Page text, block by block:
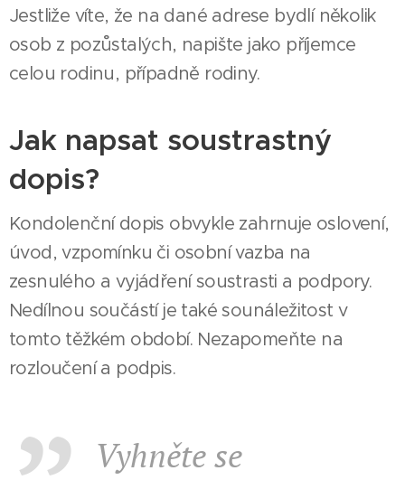
Jestliže víte, že na dané adrese bydlí několik
osob z pozůstalých, napište jako příjemce
celou rodinu, případně rodiny.
Jak napsat soustrastný
dopis?
Kondolenční dopis obvykle zahrnuje oslovení,
úvod, vzpomínku či osobní vazba na
zesnulého a vyjádření soustrasti a podpory.
Nedílnou součástí je také sounáležitost v
tomto těžkém období. Nezapomeňte na
rozloučení a podpis.
Vyhněte se